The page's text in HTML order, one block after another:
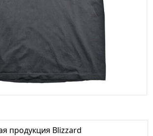
продукция Blizzard